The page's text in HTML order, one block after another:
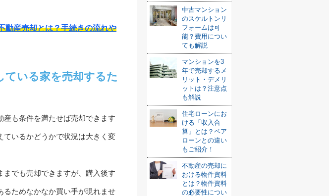
動産売却とは？手続きの流れや
ている家を売却するた
産も条件を満たせば売却できます
ているかどうかで状況は大きく変
までも売却できますが、購入後す
るためなかなか買い手が現れませ
中古マンション
のスケルトンリ
フォームは可
能？費用につい
ても解説
マンションを3
年で売却するメ
リット・デメリ
ットは？注意点
も解説
住宅ローンにお
ける「収入合
算」とは？ペア
ローンとの違い
もご紹介！
不動産の売却に
おける物件資料
とは？物件資料
の必要性につい